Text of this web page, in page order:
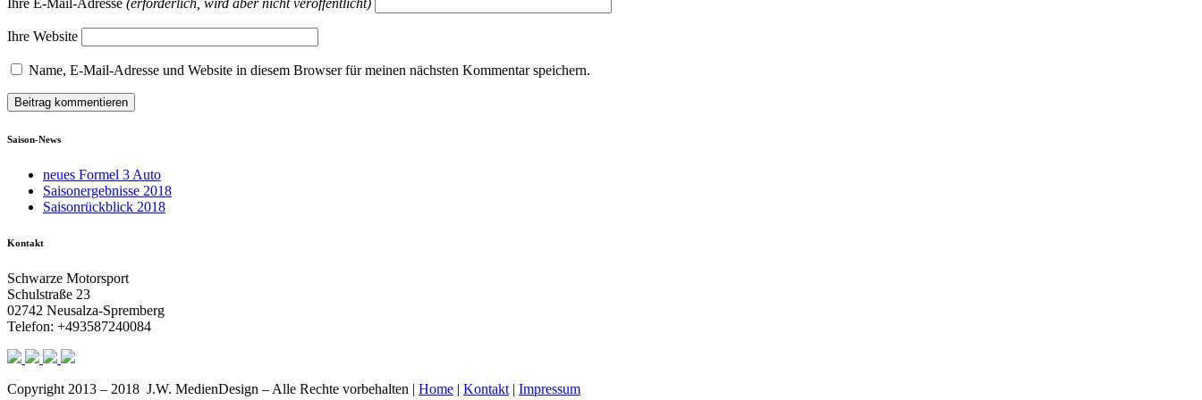
Ihre Website
Name, E-Mail-Adresse und Website in diesem Browser für meinen nächsten Kommentar speichern.
Saison-News
neues Formel 3 Auto
Saisonergebnisse 2018
Saisonrückblick 2018
Kontakt
Schwarze Motorsport
Schulstraße 23
02742 Neusalza-Spremberg
Telefon: +493587240084
Copyright 2013 – 2018 J.W. MedienDesign – Alle Rechte vorbehalten | Home | Kontakt | Impressum